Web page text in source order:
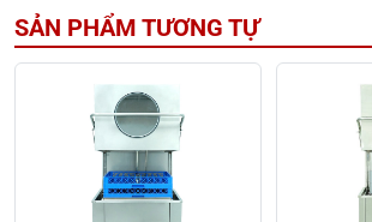
SẢN PHẨM TƯƠNG TỰ